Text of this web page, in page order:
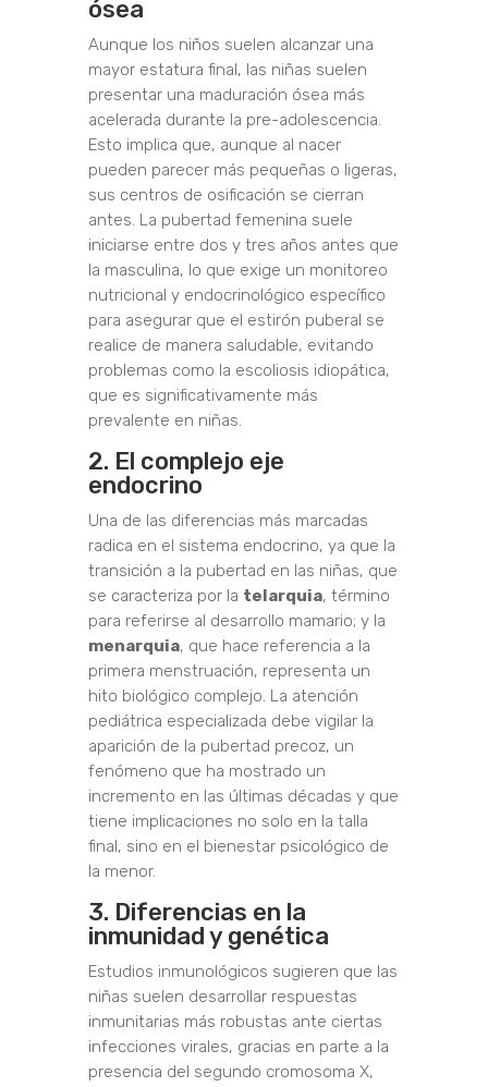
ósea
Aunque los niños suelen alcanzar una
mayor estatura final, las niñas suelen
presentar una maduración ósea más
acelerada durante la pre-adolescencia.
Esto implica que, aunque al nacer
pueden parecer más pequeñas o ligeras,
sus centros de osificación se cierran
antes. La pubertad femenina suele
iniciarse entre dos y tres años antes que
la masculina, lo que exige un monitoreo
nutricional y endocrinológico específico
para asegurar que el estirón puberal se
realice de manera saludable, evitando
problemas como la escoliosis idiopática,
que es significativamente más
prevalente en niñas.
2. El complejo eje
endocrino
Una de las diferencias más marcadas
radica en el sistema endocrino, ya que la
transición a la pubertad en las niñas, que
se caracteriza por la telarquia, término
para referirse al desarrollo mamario; y la
menarquia, que hace referencia a la
primera menstruación, representa un
hito biológico complejo. La atención
pediátrica especializada debe vigilar la
aparición de la pubertad precoz, un
fenómeno que ha mostrado un
incremento en las últimas décadas y que
tiene implicaciones no solo en la talla
final, sino en el bienestar psicológico de
la menor.
3. Diferencias en la
inmunidad y genética
Estudios inmunológicos sugieren que las
niñas suelen desarrollar respuestas
inmunitarias más robustas ante ciertas
infecciones virales, gracias en parte a la
presencia del segundo cromosoma X,